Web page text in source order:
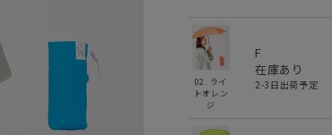
02. ライ
トオレン
ジ
F
在庫あり
2-3日出荷予定